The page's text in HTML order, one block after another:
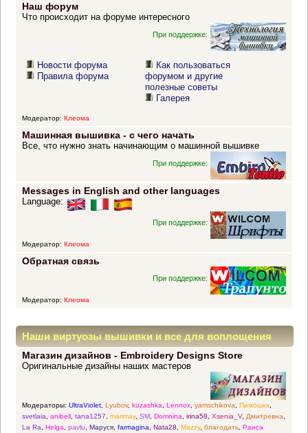
Наш форум
Что происходит на форуме интересного
При поддержке:
Новости форума
Правила форума
Как пользоваться
форумом и другие
полезные советы
Галерея
Модератор: Клеома
Машинная вышивка - с чего начать
Все, что нужно знать начинающим о машинной вышивке
При поддержке:
Messages in English and other languages
Language:
При поддержке:
Модератор: Клеома
Обратная связь
При поддержке:
Модератор: Клеома
Наши виртуозы вышивки и все для воплощения
прекрасных идей
Магазин дизайнов - Embroidery Designs Store
Оригинальные дизайны наших мастеров
Модераторы: UltraViolet, Lyubov, kuzashka, Lennox, yamschikova, Пимошка,
svetlaia, anibell, tana1257, marimay, SM, Domnina, irina58, Xsenia_V, Дмитревна,
La Ra, Helga, pavlu, Маруся, farmagina, Nata28, Mazzy, благодать, Раиса